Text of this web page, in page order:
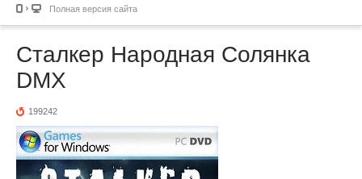
Полная версия сайта
Сталкер Народная Солянка
DMX
199242